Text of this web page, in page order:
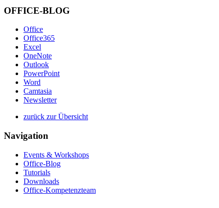
OFFICE-BLOG
Office
Office365
Excel
OneNote
Outlook
PowerPoint
Word
Camtasia
Newsletter
zurück zur Übersicht
Navigation
Events & Workshops
Office-Blog
Tutorials
Downloads
Office-Kompetenzteam